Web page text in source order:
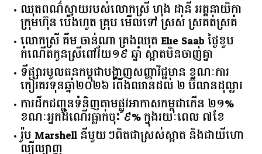
ឈុតពណ៌ស្វាយរបស់លោកស្រី ហុង ដានី អគ្គ​នាយិកា​
ក្រុមហ៊ុន ប៉េងហួត គ្រុប មើលទៅ ស្រស់ ស្រគត់ស្រគំ
លោកស្រី គឹម ចាន់ណា គ្រងឈុត Elie Saab ថ្ងៃខួប
កំណើតកូនស្រីពៅវ័យ១៩ ឆ្នាំ ស្អាតមិនចាញ់គ្នា
ទីផ្សារ​មូលធន​កម្ពុជា​បង្ហាញ​សញ្ញា​វិជ្ជមាន​ ​ខណៈ​ការ​
កៀរគរ​ទុន​ឆ្នាំ​២០២៦​ ​រំពឹង​ឈានដល់​ ​២​ ​ប៊ីលាន​ដុល្លារ​
ការដឹកជញ្ជូនទំនិញតាមផ្លូវអាកាសកម្ពុជាកើន ២១%
ខណៈអ្នកដំណើរធ្លាក់ចុះ ៩% ក្នុងរយៈពេល ៧ខែ
រ៉ូប Marshell នីមួយៗពិតជាស្រស់ស្អាត និងជាយីហោ